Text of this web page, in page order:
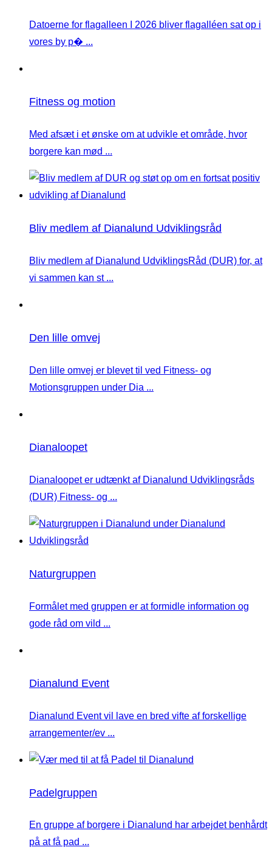
Datoerne for flagalleen I 2026 bliver flagalléen sat op i
vores by p� ...
Fitness og motion
Med afsæt i et ønske om at udvikle et område, hvor
borgere kan mød ...
Bliv medlem af Dianalund Udviklingsråd
Bliv medlem af Dianalund UdviklingsRåd (DUR) for, at
vi sammen kan st ...
Den lille omvej
Den lille omvej er blevet til ved Fitness- og
Motionsgruppen under Dia ...
Dianaloopet
Dianaloopet er udtænkt af Dianalund Udviklingsråds
(DUR) Fitness- og ...
Naturgruppen
Formålet med gruppen er at formidle information og
gode råd om vild ...
Dianalund Event
Dianalund Event vil lave en bred vifte af forskellige
arrangementer/ev ...
Padelgruppen
En gruppe af borgere i Dianalund har arbejdet benhårdt
på at få pad ...